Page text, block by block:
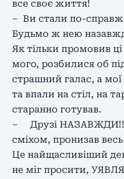
все своє життя!
– Ви стали по-
Будьмо ж нею
Як тільки промовив
мого, розбилися об
страшний галас, а
та впали на стіл, на
старанно готував.
– Друзі НАЗАВЖДИ!!
сміхом, пронизав
Це найщасливіший
не міг просити,